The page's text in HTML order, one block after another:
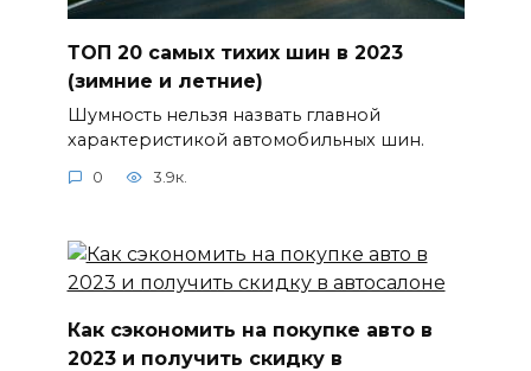
ТОП 20 самых тихих шин в 2023
(зимние и летние)
Шумность нельзя назвать главной
характеристикой автомобильных шин.
0 3.9к.
Как сэкономить на покупке авто в
2023 и получить скидку в